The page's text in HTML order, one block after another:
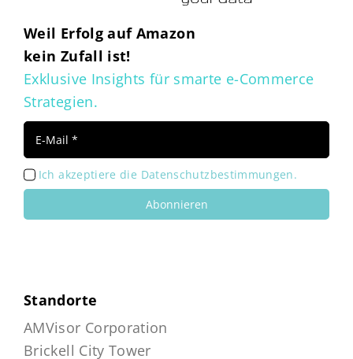
Weil Erfolg auf Amazon
kein Zufall ist!
Exklusive Insights für smarte e-Commerce
Strategien.
Ich akzeptiere die Datenschutzbestimmungen.
Abonnieren
Standorte
AMVisor Corporation
Brickell City Tower